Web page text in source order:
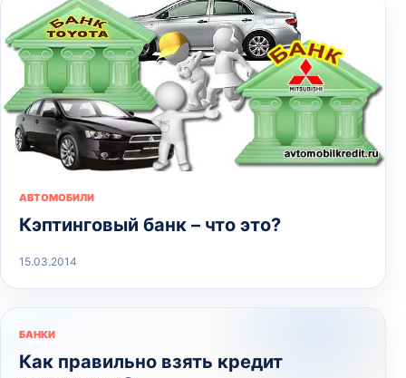
АВТОМОБИЛИ
Кэптинговый банк – что это?
15.03.2014
БАНКИ
Как правильно взять кредит